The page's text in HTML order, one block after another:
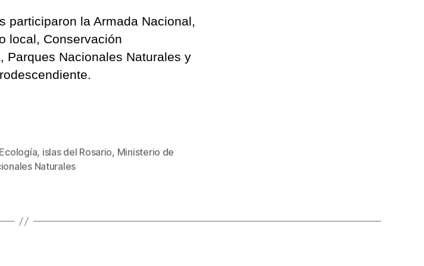
participaron la Armada Nacional,
local, Conservación
Parques Nacionales Naturales y
Ecología, islas del Rosario, Ministerio de
Naturales